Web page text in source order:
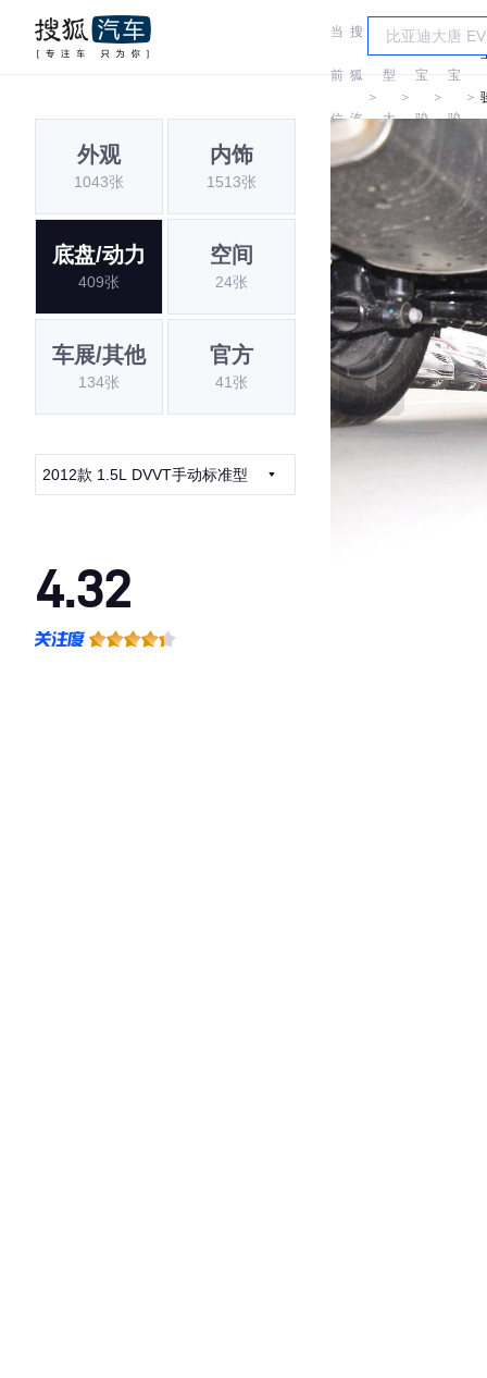
当
前
位
置:
搜
狐
汽
车
＞
车
型
大
＞
宝
骏
＞
宝
骏
＞
外观
1043张
内饰
1513张
底盘/动力
409张
空间
24张
车展/其他
134张
官方
41张
2012款 1.5L DVVT手动标准型
4.32